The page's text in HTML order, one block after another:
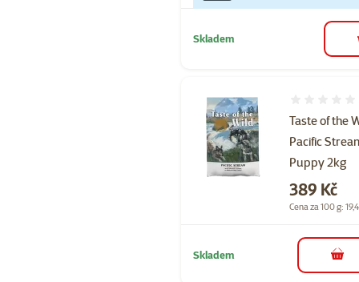
Skladem
Taste of the
Pacific
Puppy 2kg
Cena
389 Kč
Cena za 100 g:
Skladem do